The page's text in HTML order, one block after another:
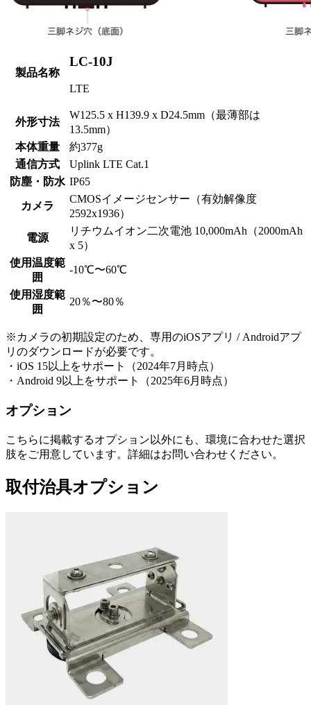
製品名称
LC-10J
LTE
外形寸法
W125.5 x H139.9 x D24.5mm（最薄部は
13.5mm）
本体重量
約377g
通信方式
Uplink LTE Cat.1
防塵・防水 IP65
カメラ
CMOSイメージセンサー（有効解像度
2592x1936）
電源
リチウムイオン二次電池 10,000mAh（2000mAh
x 5）
使用温度範
囲
-10℃〜60℃
使用湿度範
囲
20％〜80％
※カメラの初期設定のため、専用のiOSアプリ / Androidアプ
リのダウンロードが必要です。
・iOS 15以上をサポート（2024年7月時点）
・Android 9以上をサポート（2025年6月時点）
オプション
こちらに掲載するオプション以外にも、環境に合わせた選択
肢をご用意しています。詳細はお問い合わせください。
取付治具オプション